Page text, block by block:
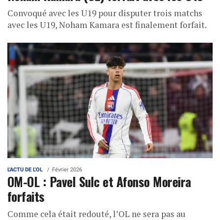
Convoqué avec les U19 pour disputer trois matchs
avec les U19, Noham Kamara est finalement forfait.
L'ACTU DE L'OL Février 2026
OM-OL : Pavel Sulc et Afonso Moreira
forfaits
Comme cela était redouté, l’OL ne sera pas au